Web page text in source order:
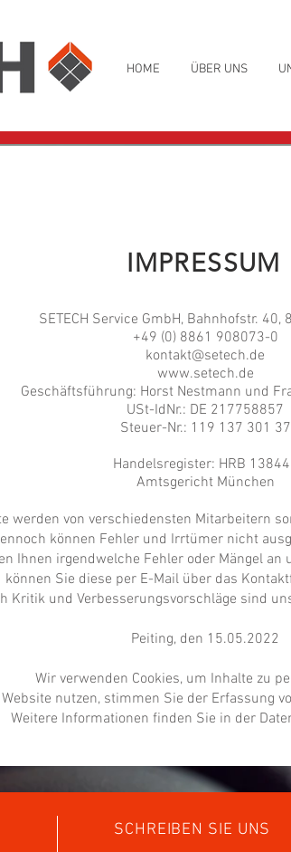
HOME ÜBER UNS
IMPRESSUM
SETECH Service GmbH, Bahnhofstr. 40,
+49 (0) 8861 908073-0
kontakt@setech.de
www.setech.de
Geschäftsführung: Horst Nestmann und
USt-IdNr.: DE 217758857
Steuer-Nr.: 119 137 301 37
Handelsregister: HRB
Amtsgericht München
werden von verschiedensten Mitarbeitern
können Fehler und Irrtümer nicht
Ihnen irgendwelche Fehler oder Mängel an
können Sie diese per E-Mail über das
Kritik und Verbesserungsvorschläge sind
Peiting, den 15.05.2022
Wir verwenden Cookies, um Inhalte zu
nutzen, stimmen Sie der Erfassung
Weitere Informationen finden Sie in der
SCHREIBEN SIE UNS